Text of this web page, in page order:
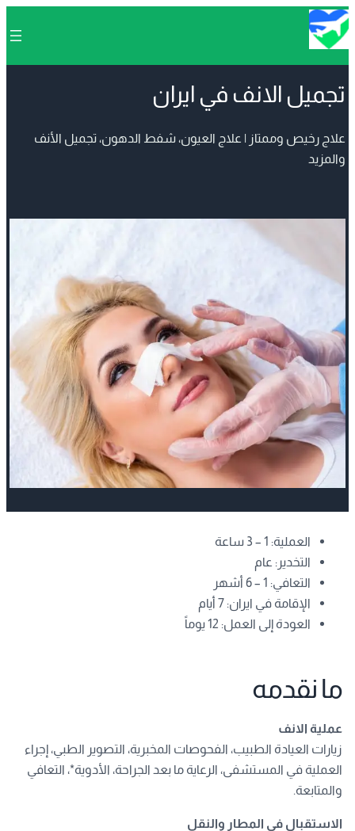
تجميل الانف في ايران
علاج رخيص وممتاز | علاج العيون، شفط الدهون، تجميل الأنف
والمزيد
العملية: 1 – 3 ساعة
التخدير: عام
التعافي: 1 – 6 أشهر
الإقامة في ايران: 7 أيام
العودة إلى العمل: 12 يوماً
ما نقدمه
عملية الانف
زيارات العيادة الطبيب، الفحوصات المخبرية، التصوير الطبي، إجراء
العملية في المستشفى، الرعاية ما بعد الجراحة، الأدوية*، التعافي
والمتابعة.
الاستقبال في المطار والنقل